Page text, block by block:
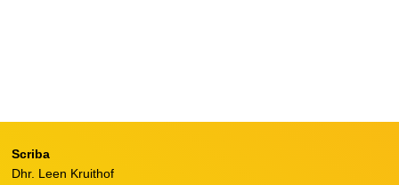
Scriba
Dhr. Leen Kruithof